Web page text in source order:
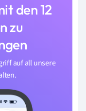
den 12
zu
auf all unsere